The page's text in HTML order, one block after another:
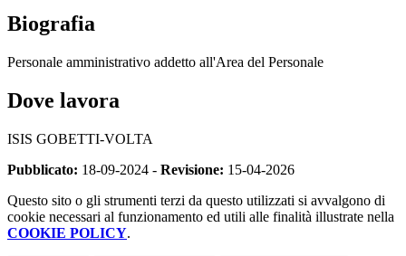
Biografia
Personale amministrativo addetto all'Area del Personale
Dove lavora
ISIS GOBETTI-VOLTA
Pubblicato: 18-09-2024 - Revisione: 15-04-2026
Questo sito o gli strumenti terzi da questo utilizzati si avvalgono di
cookie necessari al funzionamento ed utili alle finalità illustrate nella
COOKIE POLICY.